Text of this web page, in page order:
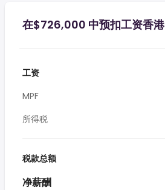
在$726,000 中预扣工资香港
工资
MPF
所得税
税款总额
净薪酬